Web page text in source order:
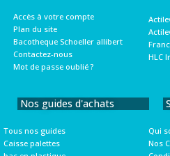
Accès à votre compte
Plan du site
Bacotheque Schoeller allibert
Contactez-nous
Mot de passe oublié ?
HLC
Nos guides d'achats
Tous nos guides
Caisse palettes
Qui
Nos